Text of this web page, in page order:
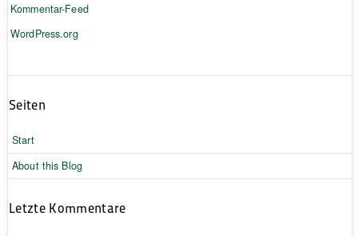
Kommentar-Feed
WordPress.org
Seiten
Start
About this Blog
Letzte Kommentare